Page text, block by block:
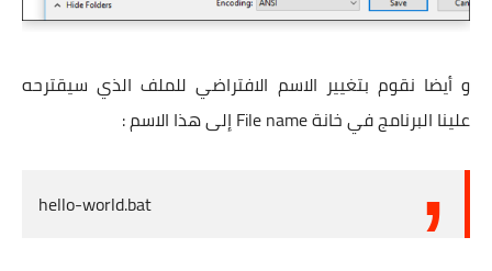
و أيضا نقوم بتغيير الاسم الافتراضي للملف الذي سيقترحه
علينا البرنامج في خانة File name إلى هذا الاسم :
hello-world.bat